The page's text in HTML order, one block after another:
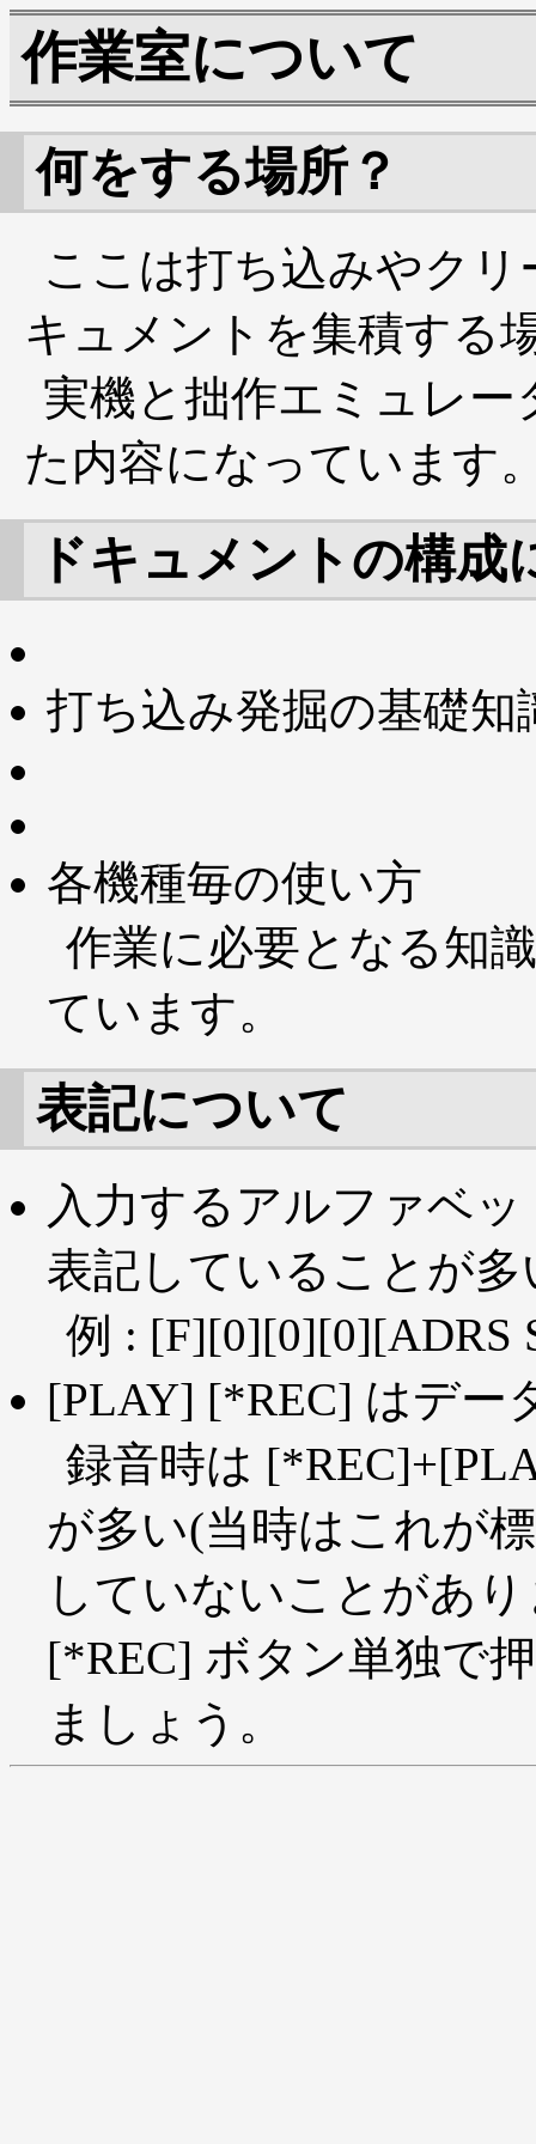
作業室について
何をする場所？
ここは打ち込みやク
キュメントを集積する
実機と拙作エミュレ
た内容になっています
ドキュメントの構成
打ち込み発掘の基礎知
各機種毎の使い方
作業に必要となる知
ています。
表記について
入力するアルファベ
表記していることが多
例 : [F][0][0][0][ADRS
[PLAY] [*REC] はデー
録音時は
が多い(当時はこれが
していないことがあ
[*REC] ボタン単独で
ましょう。